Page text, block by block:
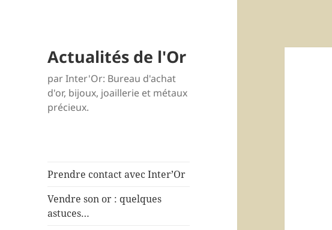
Actualités de l'Or
par Inter'Or: Bureau d'achat
d'or, bijoux, joaillerie et métaux
précieux.
Prendre contact avec Inter’Or
Vendre son or : quelques
astuces…